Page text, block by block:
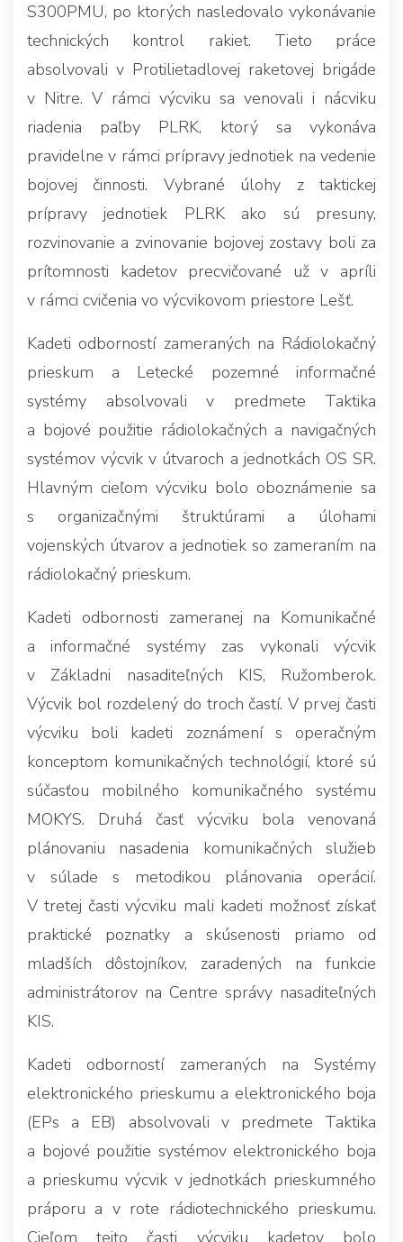
S300PMU, po ktorých nasledovalo vykonávanie
technických kontrol rakiet. Tieto práce
absolvovali v Protilietadlovej raketovej brigáde
v Nitre. V rámci výcviku sa venovali i nácviku
riadenia paľby PLRK, ktorý sa vykonáva
pravidelne v rámci prípravy jednotiek na vedenie
bojovej činnosti. Vybrané úlohy z taktickej
prípravy jednotiek PLRK ako sú presuny,
rozvinovanie a zvinovanie bojovej zostavy boli za
prítomnosti kadetov precvičované už v apríli
v rámci cvičenia vo výcvikovom priestore Lešť.
Kadeti odborností zameraných na Rádiolokačný
prieskum a Letecké pozemné informačné
systémy absolvovali v predmete Taktika
a bojové použitie rádiolokačných a navigačných
systémov výcvik v útvaroch a jednotkách OS SR.
Hlavným cieľom výcviku bolo oboznámenie sa
s organizačnými štruktúrami a úlohami
vojenských útvarov a jednotiek so zameraním na
rádiolokačný prieskum.
Kadeti odbornosti zameranej na Komunikačné
a informačné systémy zas vykonali výcvik
v Základni nasaditeľných KIS, Ružomberok.
Výcvik bol rozdelený do troch častí. V prvej časti
výcviku boli kadeti zoznámení s operačným
konceptom komunikačných technológií, ktoré sú
súčasťou mobilného komunikačného systému
MOKYS. Druhá časť výcviku bola venovaná
plánovaniu nasadenia komunikačných služieb
v súlade s metodikou plánovania operácií.
V tretej časti výcviku mali kadeti možnosť získať
praktické poznatky a skúsenosti priamo od
mladších dôstojníkov, zaradených na funkcie
administrátorov na Centre správy nasaditeľných
KIS.
Kadeti odborností zameraných na Systémy
elektronického prieskumu a elektronického boja
(EPs a EB) absolvovali v predmete Taktika
a bojové použitie systémov elektronického boja
a prieskumu výcvik v jednotkách prieskumného
práporu a v rote rádiotechnického prieskumu.
Cieľom tejto časti výcviku kadetov bolo